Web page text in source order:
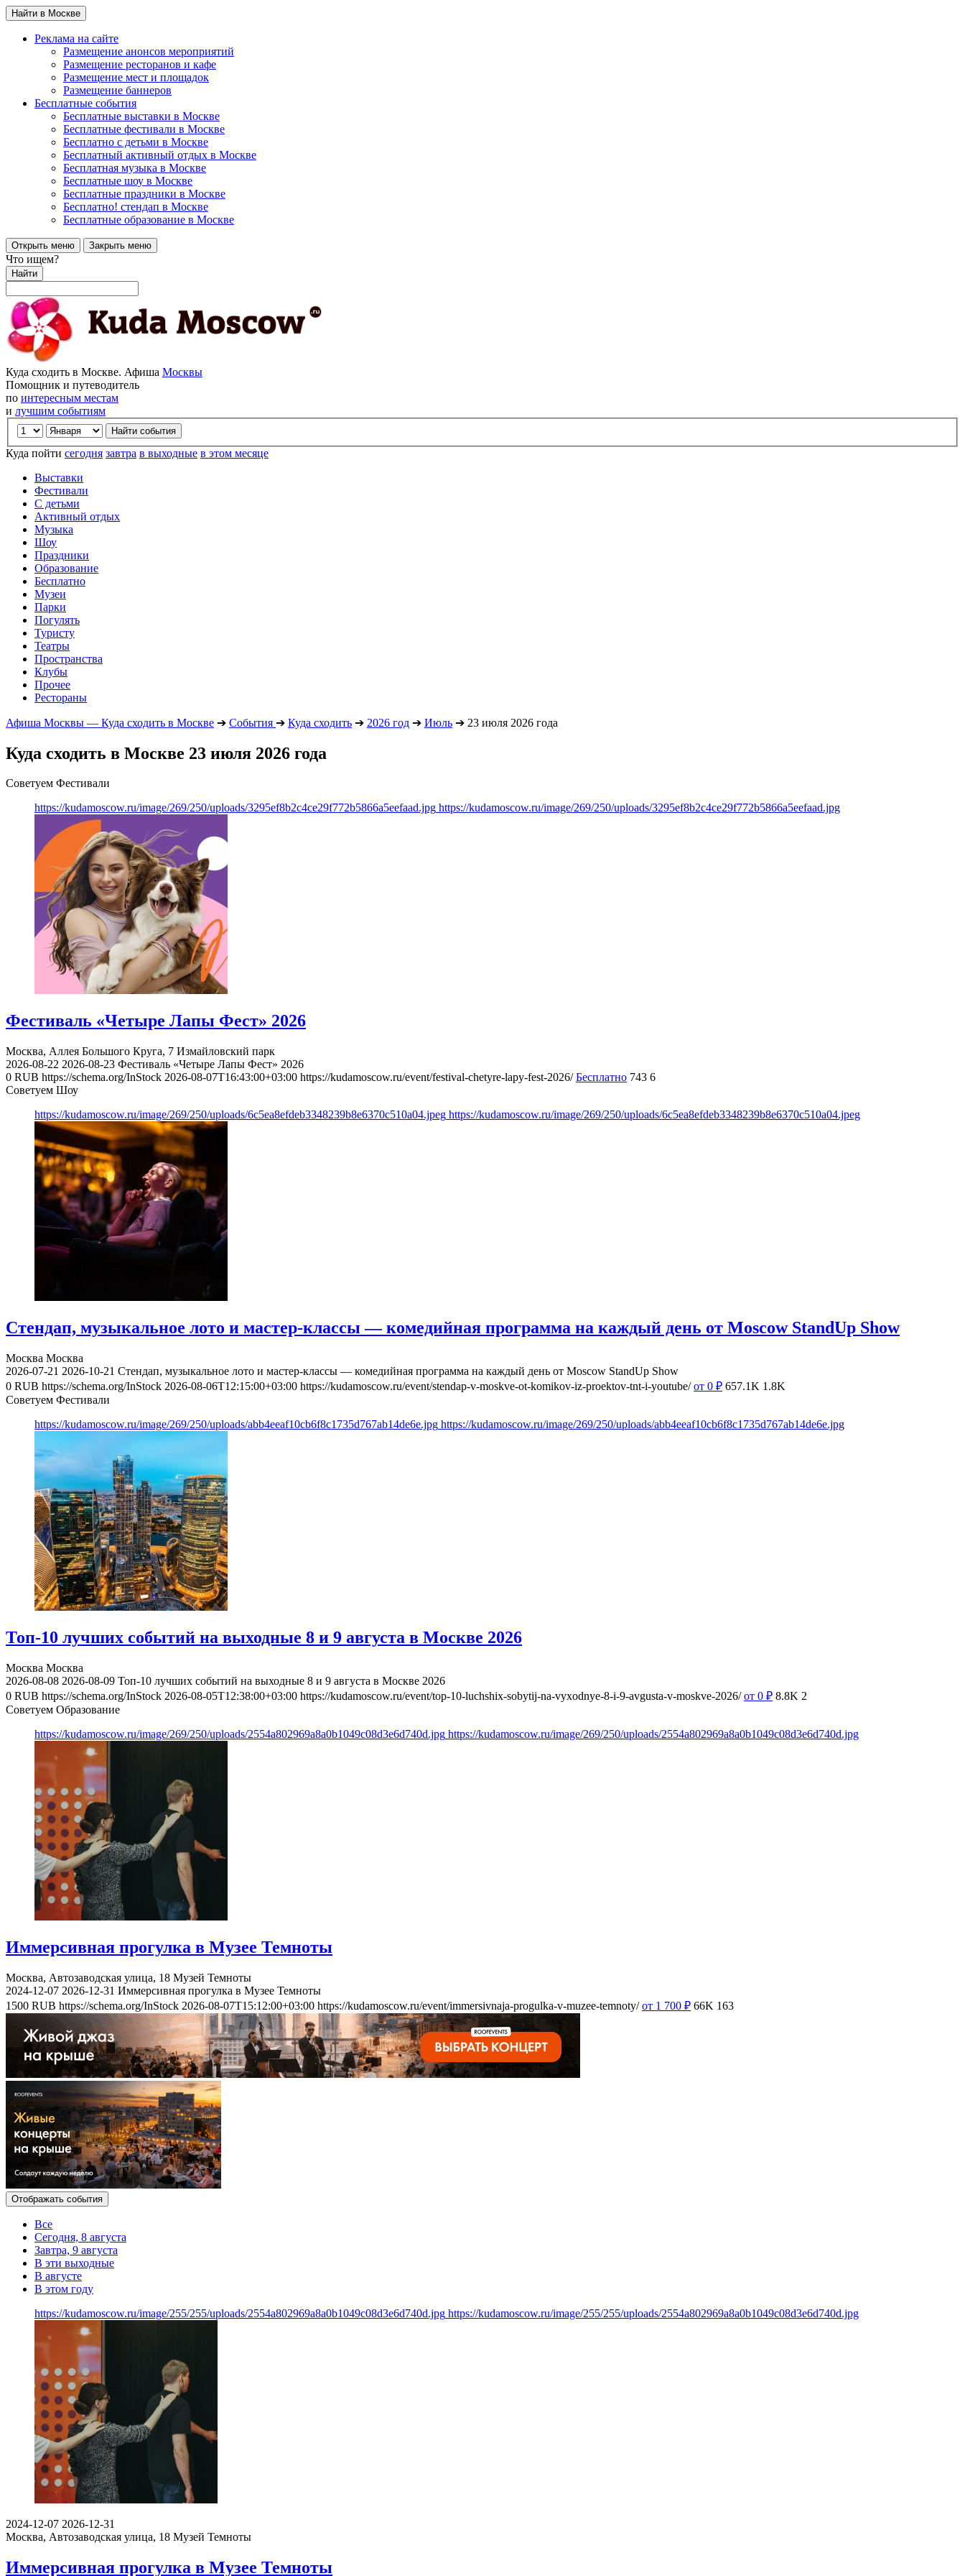
Найти в Москве
Реклама на сайте
Размещение анонсов мероприятий
Размещение ресторанов и кафе
Размещение мест и площадок
Размещение баннеров
Бесплатные события
Бесплатные выставки в Москве
Бесплатные фестивали в Москве
Бесплатно с детьми в Москве
Бесплатный активный отдых в Москве
Бесплатная музыка в Москве
Бесплатные шоу в Москве
Бесплатные праздники в Москве
Бесплатно! стендап в Москве
Бесплатные образование в Москве
Открыть меню Закрыть меню
Что ищем?
Найти
Куда сходить в Москве. Афиша Москвы
Помощник и путеводитель
по интересным местам
и лучшим событиям
Куда пойти сегодня завтра в выходные в этом месяце
Выставки
Фестивали
С детьми
Активный отдых
Музыка
Шоу
Праздники
Образование
Бесплатно
Музеи
Парки
Погулять
Туристу
Театры
Пространства
Клубы
Прочее
Рестораны
Афиша Москвы — Куда сходить в Москве ➔ События ➔ Куда сходить ➔ 2026 год ➔ Июль ➔ 23 июля 2026 года
Куда сходить в Москве 23 июля 2026 года
Советуем Фестивали
https://kudamoscow.ru/image/269/250/uploads/3295ef8b2c4ce29f772b5866a5eefaad.jpg https://kudamoscow.ru/image/269/250/uploads/3295ef8b2c4ce29f772b5866a5eefaad.jpg
Фестиваль «Четыре Лапы Фест» 2026
Москва, Аллея Большого Круга, 7 Измайловский парк
2026-08-22 2026-08-23 Фестиваль «Четыре Лапы Фест» 2026
0 RUB https://schema.org/InStock 2026-08-07T16:43:00+03:00 https://kudamoscow.ru/event/festival-chetyre-lapy-fest-2026/ Бесплатно 743 6
Советуем Шоу
https://kudamoscow.ru/image/269/250/uploads/6c5ea8efdeb3348239b8e6370c510a04.jpeg https://kudamoscow.ru/image/269/250/uploads/6c5ea8efdeb3348239b8e6370c510a04.jpeg
Стендап, музыкальное лото и мастер-классы — комедийная программа на каждый день от Moscow StandUp Show
Москва Москва
2026-07-21 2026-10-21 Стендап, музыкальное лото и мастер-классы — комедийная программа на каждый день от Moscow StandUp Show
0 RUB https://schema.org/InStock 2026-08-06T12:15:00+03:00 https://kudamoscow.ru/event/stendap-v-moskve-ot-komikov-iz-proektov-tnt-i-youtube/ от 0 ₽ 657.1K 1.8K
Советуем Фестивали
https://kudamoscow.ru/image/269/250/uploads/abb4eeaf10cb6f8c1735d767ab14de6e.jpg https://kudamoscow.ru/image/269/250/uploads/abb4eeaf10cb6f8c1735d767ab14de6e.jpg
Топ-10 лучших событий на выходные 8 и 9 августа в Москве 2026
Москва Москва
2026-08-08 2026-08-09 Топ-10 лучших событий на выходные 8 и 9 августа в Москве 2026
0 RUB https://schema.org/InStock 2026-08-05T12:38:00+03:00 https://kudamoscow.ru/event/top-10-luchshix-sobytij-na-vyxodnye-8-i-9-avgusta-v-moskve-2026/ от 0 ₽ 8.8K 2
Советуем Образование
https://kudamoscow.ru/image/269/250/uploads/2554a802969a8a0b1049c08d3e6d740d.jpg https://kudamoscow.ru/image/269/250/uploads/2554a802969a8a0b1049c08d3e6d740d.jpg
Иммерсивная прогулка в Музее Темноты
Москва, Автозаводская улица, 18 Музей Темноты
2024-12-07 2026-12-31 Иммерсивная прогулка в Музее Темноты
1500 RUB https://schema.org/InStock 2026-08-07T15:12:00+03:00 https://kudamoscow.ru/event/immersivnaja-progulka-v-muzee-temnoty/ от 1 700 ₽ 66K 163
Отображать события
Все
Сегодня, 8 августа
Завтра, 9 августа
В эти выходные
В августе
В этом году
https://kudamoscow.ru/image/255/255/uploads/2554a802969a8a0b1049c08d3e6d740d.jpg https://kudamoscow.ru/image/255/255/uploads/2554a802969a8a0b1049c08d3e6d740d.jpg
2024-12-07 2026-12-31
Москва, Автозаводская улица, 18 Музей Темноты
Иммерсивная прогулка в Музее Темноты